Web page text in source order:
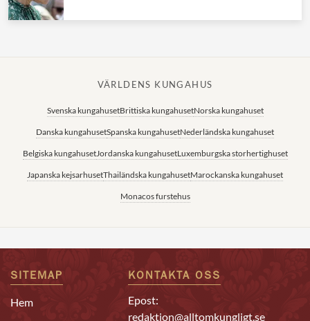
VÄRLDENS KUNGAHUS
Svenska kungahusetBrittiska kungahusetNorska kungahuset
Danska kungahusetSpanska kungahusetNederländska kungahuset
Belgiska kungahusetJordanska kungahusetLuxemburgska storhertighuset
Japanska kejsarhusetThailändska kungahusetMarockanska kungahuset
Monacos furstehus
SITEMAP
Hem
KONTAKTA OSS
Epost:
redaktion@alltomkungligt.se